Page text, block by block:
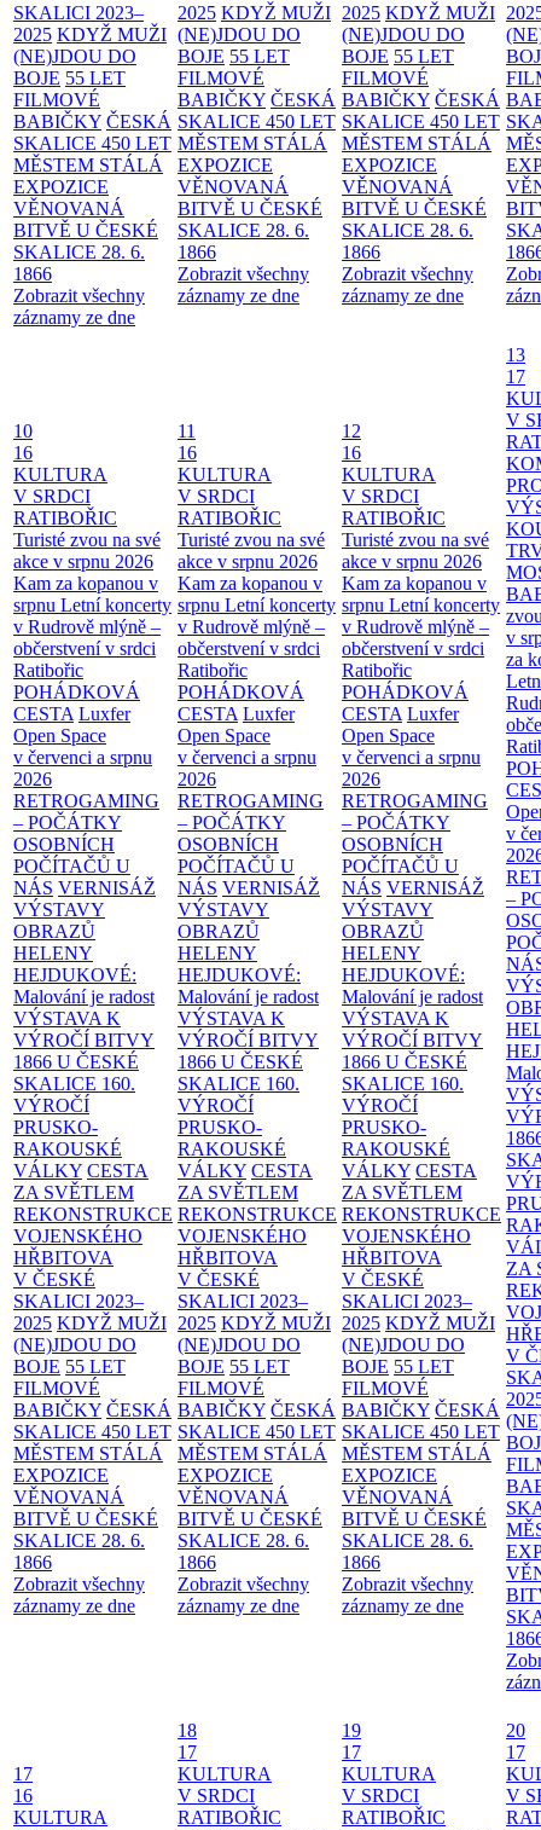
SKALICI 2023–
2025 KDYŽ MUŽI
(NE)JDOU DO
BOJE 55 LET
FILMOVÉ
BABIČKY ČESKÁ
SKALICE 450 LET
MĚSTEM STÁLÁ
EXPOZICE
VĚNOVANÁ
BITVĚ U ČESKÉ
SKALICE 28. 6.
1866
Zobrazit všechny
záznamy ze dne
2025 KDYŽ MUŽI
(NE)JDOU DO
BOJE 55 LET
FILMOVÉ
BABIČKY ČESKÁ
SKALICE 450 LET
MĚSTEM STÁLÁ
EXPOZICE
VĚNOVANÁ
BITVĚ U ČESKÉ
SKALICE 28. 6.
1866
Zobrazit všechny
záznamy ze dne
2025 KDYŽ MUŽI
(NE)JDOU DO
BOJE 55 LET
FILMOVÉ
BABIČKY ČESKÁ
SKALICE 450 LET
MĚSTEM STÁLÁ
EXPOZICE
VĚNOVANÁ
BITVĚ U ČESKÉ
SKALICE 28. 6.
1866
Zobrazit všechny
záznamy ze dne
10
16
KULTURA
V SRDCI
RATIBOŘIC
Turisté zvou na své
akce v srpnu 2026
Kam za kopanou v
srpnu Letní koncerty
v Rudrově mlýně –
občerstvení v srdci
Ratibořic
POHÁDKOVÁ
CESTA Luxfer
Open Space
v červenci a srpnu
2026
RETROGAMING
– POČÁTKY
OSOBNÍCH
POČÍTAČŮ U
NÁS VERNISÁŽ
VÝSTAVY
OBRAZŮ
HELENY
HEJDUKOVÉ:
Malování je radost
VÝSTAVA K
VÝROČÍ BITVY
1866 U ČESKÉ
SKALICE 160.
VÝROČÍ
PRUSKO-
RAKOUSKÉ
VÁLKY CESTA
ZA SVĚTLEM
REKONSTRUKCE
VOJENSKÉHO
HŘBITOVA
V ČESKÉ
SKALICI 2023–
2025 KDYŽ MUŽI
(NE)JDOU DO
BOJE 55 LET
FILMOVÉ
BABIČKY ČESKÁ
SKALICE 450 LET
MĚSTEM STÁLÁ
EXPOZICE
VĚNOVANÁ
BITVĚ U ČESKÉ
SKALICE 28. 6.
1866
Zobrazit všechny
záznamy ze dne
11
16
KULTURA
V SRDCI
RATIBOŘIC
Turisté zvou na své
akce v srpnu 2026
Kam za kopanou v
srpnu Letní koncerty
v Rudrově mlýně –
občerstvení v srdci
Ratibořic
POHÁDKOVÁ
CESTA Luxfer
Open Space
v červenci a srpnu
2026
RETROGAMING
– POČÁTKY
OSOBNÍCH
POČÍTAČŮ U
NÁS VERNISÁŽ
VÝSTAVY
OBRAZŮ
HELENY
HEJDUKOVÉ:
Malování je radost
VÝSTAVA K
VÝROČÍ BITVY
1866 U ČESKÉ
SKALICE 160.
VÝROČÍ
PRUSKO-
RAKOUSKÉ
VÁLKY CESTA
ZA SVĚTLEM
REKONSTRUKCE
VOJENSKÉHO
HŘBITOVA
V ČESKÉ
SKALICI 2023–
2025 KDYŽ MUŽI
(NE)JDOU DO
BOJE 55 LET
FILMOVÉ
BABIČKY ČESKÁ
SKALICE 450 LET
MĚSTEM STÁLÁ
EXPOZICE
VĚNOVANÁ
BITVĚ U ČESKÉ
SKALICE 28. 6.
1866
Zobrazit všechny
záznamy ze dne
12
16
KULTURA
V SRDCI
RATIBOŘIC
Turisté zvou na své
akce v srpnu 2026
Kam za kopanou v
srpnu Letní koncerty
v Rudrově mlýně –
občerstvení v srdci
Ratibořic
POHÁDKOVÁ
CESTA Luxfer
Open Space
v červenci a srpnu
2026
RETROGAMING
– POČÁTKY
OSOBNÍCH
POČÍTAČŮ U
NÁS VERNISÁŽ
VÝSTAVY
OBRAZŮ
HELENY
HEJDUKOVÉ:
Malování je radost
VÝSTAVA K
VÝROČÍ BITVY
1866 U ČESKÉ
SKALICE 160.
VÝROČÍ
PRUSKO-
RAKOUSKÉ
VÁLKY CESTA
ZA SVĚTLEM
REKONSTRUKCE
VOJENSKÉHO
HŘBITOVA
V ČESKÉ
SKALICI 2023–
2025 KDYŽ MUŽI
(NE)JDOU DO
BOJE 55 LET
FILMOVÉ
BABIČKY ČESKÁ
SKALICE 450 LET
MĚSTEM STÁLÁ
EXPOZICE
VĚNOVANÁ
BITVĚ U ČESKÉ
SKALICE 28. 6.
1866
Zobrazit všechny
záznamy ze dne
13
17
V
v
za
v
–
ZA
V
17
16
KULTURA
18
17
KULTURA
V SRDCI
RATIBOŘIC
19
17
KULTURA
V SRDCI
RATIBOŘIC
20
17
V